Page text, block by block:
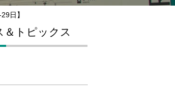
日】
＆トピックス